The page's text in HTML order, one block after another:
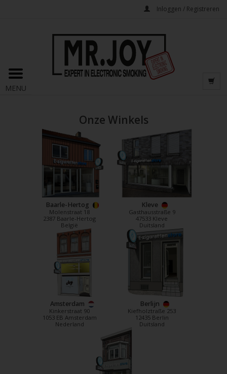
Inloggen / Registreren
MENU
Onze Winkels
Baarle-Hertog
Molenstraat 18
2387 Baarle-Hertog
België
Kleve
Gasthausstraße 9
47533 Kleve
Duitsland
Amsterdam
Kinkerstraat 90
1053 EB Amsterdam
Nederland
Berlijn
Kiefholztraße 253
12435 Berlin
Duitsland